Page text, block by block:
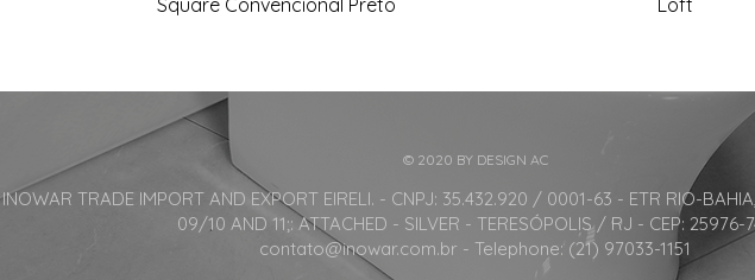
© 2020 BY DESIGN AC
INOWAR TRADE IMPORT AND EXPORT EIRELI. - CNPJ: 35.432.920 / 0001-63 - ETR RIO-
09/10 AND 11;: ATTACHED - SILVER - TERESÓPOLIS / RJ - CEP: 25976-
contato@inowar.com.br - Telephone: (21) 97033-1151